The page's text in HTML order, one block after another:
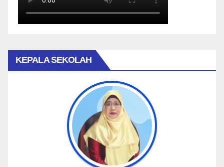
KEPALA SEKOLAH